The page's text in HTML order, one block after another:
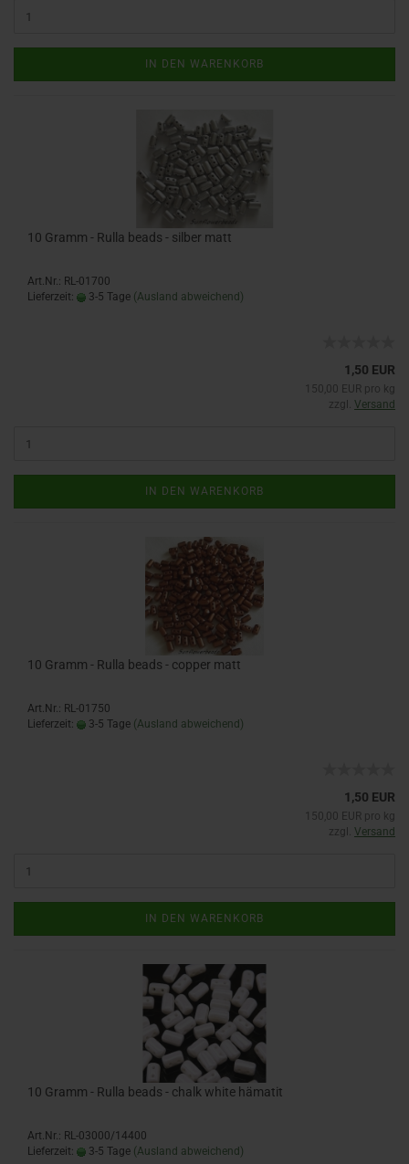
IN DEN WARENKORB
10 Gramm - Rulla beads - silber matt
Art.Nr.: RL-01700
Lieferzeit:
3-5 Tage (Ausland abweichend)
1,50 EUR
150,00 EUR pro kg
zzgl. Versand
IN DEN WARENKORB
10 Gramm - Rulla beads - copper matt
Art.Nr.: RL-01750
Lieferzeit:
3-5 Tage (Ausland abweichend)
1,50 EUR
150,00 EUR pro kg
zzgl. Versand
IN DEN WARENKORB
10 Gramm - Rulla beads - chalk white hämatit
Art.Nr.: RL-03000/14400
Lieferzeit:
3-5 Tage (Ausland abweichend)